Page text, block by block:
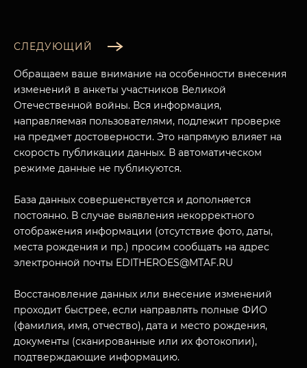
МУЗЕЙНЫЙ КОМПЛЕКС
ПОСЕТИТЕЛЯМ
О НАС
НАЗАД
СЛЕДУЮЩИЙ
Обращаем ваше внимание на особенности внесения
изменений в анкеты участников Великой
Отечественной войны. Вся информация,
направляемая пользователями, подлежит проверке
на предмет достоверности. Это напрямую влияет на
скорость публикации данных. В автоматическом
режиме данные не публикуются.
База данных совершенствуется и дополняется
постоянно. В случае выявления некорректного
отображения информации (отсутствие фото, даты,
места рождения и пр.) просим сообщать на адрес
электронной почты EDITHEROES@MTAF.RU
Восстановление данных или внесение изменений
проходит быстрее, если направлять полные ФИО
(фамилия, имя, отчество), дата и место рождения,
документы (сканированные или их фотокопии),
подтверждающие информацию.